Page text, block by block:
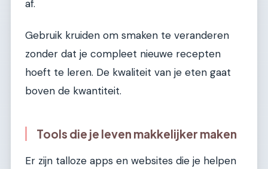
af.
Gebruik kruiden om smaken te veranderen
zonder dat je compleet nieuwe recepten
hoeft te leren. De kwaliteit van je eten gaat
boven de kwantiteit.
Tools die je leven makkelijker maken
Er zijn talloze apps en websites die je helpen